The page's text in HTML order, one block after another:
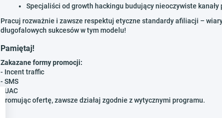
Specjaliści od growth hackingu budujący nieoczywiste kanały
Pracuj rozważnie i zawsze respektuj etyczne standardy afiliacji –
długofalowych sukcesów w tym modelu!
Pamiętaj!
Zakazane formy promocji:
- Incent traffic
- SMS
- UAC
Promując ofertę, zawsze działaj zgodnie z wytycznymi programu.